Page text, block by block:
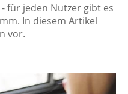
für jeden Nutzer gibt es
In diesem Artikel
vor.